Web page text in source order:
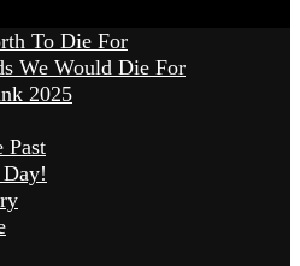
To Die For
We Would Die For
2025
Past